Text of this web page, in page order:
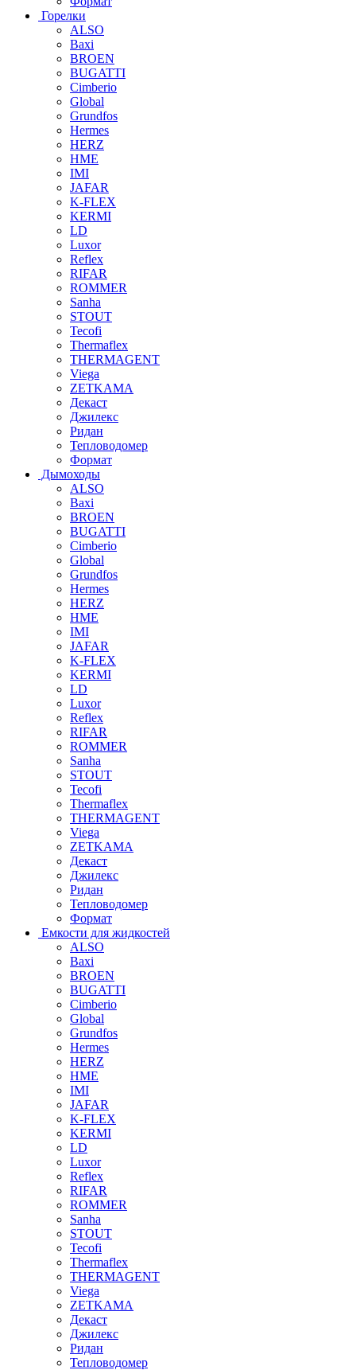
Горелки
ALSO
Baxi
BROEN
BUGATTI
Cimberio
Global
Grundfos
Hermes
HERZ
HME
IMI
JAFAR
K-FLEX
KERMI
LD
Luxor
Reflex
RIFAR
ROMMER
Sanha
STOUT
Tecofi
Thermaflex
THERMAGENT
Viega
ZETKAMA
Декаст
Джилекс
Ридан
Тепловодомер
Формат
Дымоходы
ALSO
Baxi
BROEN
BUGATTI
Cimberio
Global
Grundfos
Hermes
HERZ
HME
IMI
JAFAR
K-FLEX
KERMI
LD
Luxor
Reflex
RIFAR
ROMMER
Sanha
STOUT
Tecofi
Thermaflex
THERMAGENT
Viega
ZETKAMA
Декаст
Джилекс
Ридан
Тепловодомер
Формат
Емкости для жидкостей
ALSO
Baxi
BROEN
BUGATTI
Cimberio
Global
Grundfos
Hermes
HERZ
HME
IMI
JAFAR
K-FLEX
KERMI
LD
Luxor
Reflex
RIFAR
ROMMER
Sanha
STOUT
Tecofi
Thermaflex
THERMAGENT
Viega
ZETKAMA
Декаст
Джилекс
Ридан
Тепловодомер